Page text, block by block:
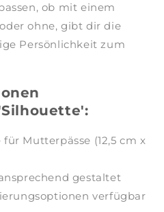
ob mit einem
ohne, gibt dir die
Persönlichkeit zum
Mutterpässe (12,5 cm x
gestaltet
verfügbar